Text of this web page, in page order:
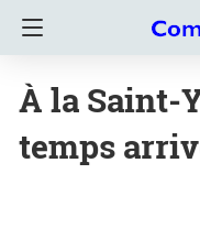
À la Saint-
temps